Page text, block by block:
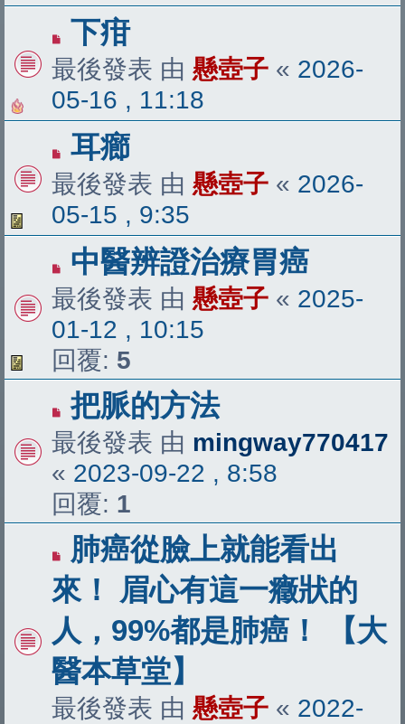
下疳
最後發表 由 懸壺子 « 2026-
05-16 , 11:18
耳癤
最後發表 由 懸壺子 « 2026-
05-15 , 9:35
中醫辨證治療胃癌
最後發表 由 懸壺子 « 2025-
01-12 , 10:15
回覆: 5
把脈的方法
最後發表 由 mingway770417
« 2023-09-22 , 8:58
回覆: 1
肺癌從臉上就能看出
來！ 眉心有這一癥狀的
人，99%都是肺癌！ 【大
醫本草堂】
最後發表 由 懸壺子 « 2022-